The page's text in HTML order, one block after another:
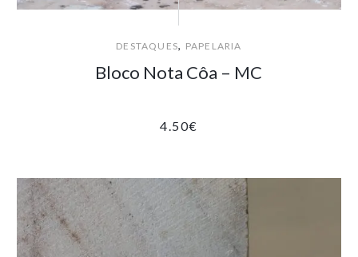
DESTAQUES, PAPELARIA
Bloco Nota Côa – MC
4.50€